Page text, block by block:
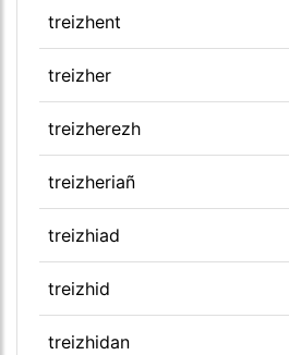
treizhent
treizher
treizherezh
treizheriañ
treizhiad
treizhid
treizhidan